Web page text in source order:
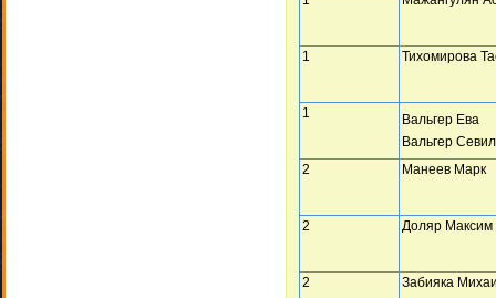
1 Тихомирова
1
Вальгер Ева
Вальгер
2
Манеев Марк
2 Доляр Максим
2 Забияка